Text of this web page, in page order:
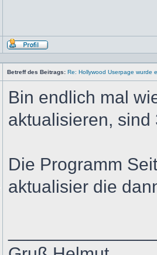
Profil
Betreff des Beitrags: Re: Hollywood Userpage wurde
Bin endlich mal
aktualisieren,
Die Programm
aktualisier die